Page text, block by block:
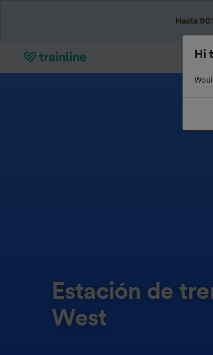
Hasta
Estación de
West
Hi